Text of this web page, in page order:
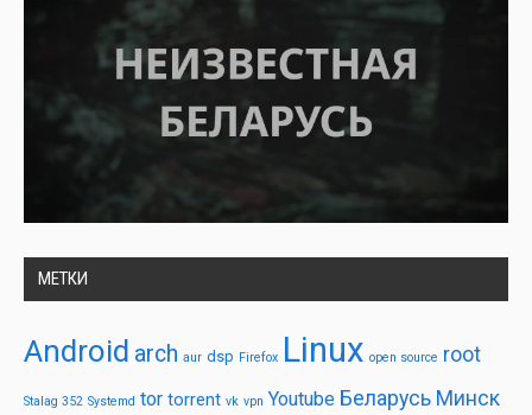
МЕТКИ
Android arch aur dsp Firefox Linux open source root
Stalag 352 Systemd tor torrent vk vpn Youtube Беларусь Минск